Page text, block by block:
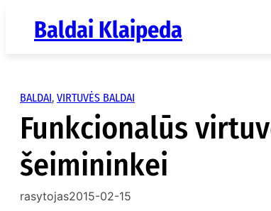
Baldai Klaipeda
BALDAI, VIRTUVĖS BALDAI
Funkcionalūs
šeimininkei
rasytojas2015-02-15